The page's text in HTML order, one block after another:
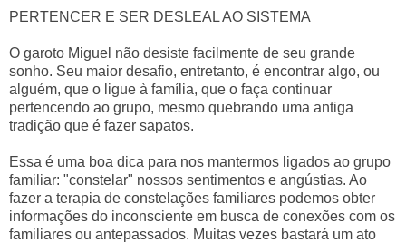
PERTENCER E SER DESLEAL AO SISTEMA
O garoto Miguel não desiste facilmente de seu grande
sonho. Seu maior desafio, entretanto, é encontrar algo, ou
alguém, que o ligue à família, que o faça continuar
pertencendo ao grupo, mesmo quebrando uma antiga
tradição que é fazer sapatos.
Essa é uma boa dica para nos mantermos ligados ao grupo
familiar: "constelar" nossos sentimentos e angústias. Ao
fazer a terapia de constelações familiares podemos obter
informações do inconsciente em busca de conexões com os
familiares ou antepassados. Muitas vezes bastará um ato